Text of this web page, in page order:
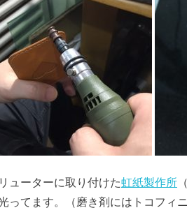
ューターに取り付けた虹紙製作所
ってます。（磨き剤にはトコフィ